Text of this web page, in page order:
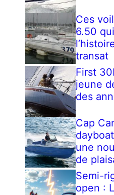
Ces
6.50
transat
First
jeune
des
Cap
une
de
Semi-
open :